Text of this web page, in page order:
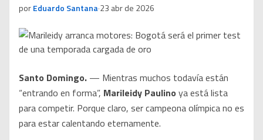
porEduardo Santana·23 abr de 2026
Santo Domingo. — Mientras muchos todavía están
“entrando en forma”, Marileidy Paulino ya está lista
para competir. Porque claro, ser campeona olímpica no es
para estar calentando eternamente.